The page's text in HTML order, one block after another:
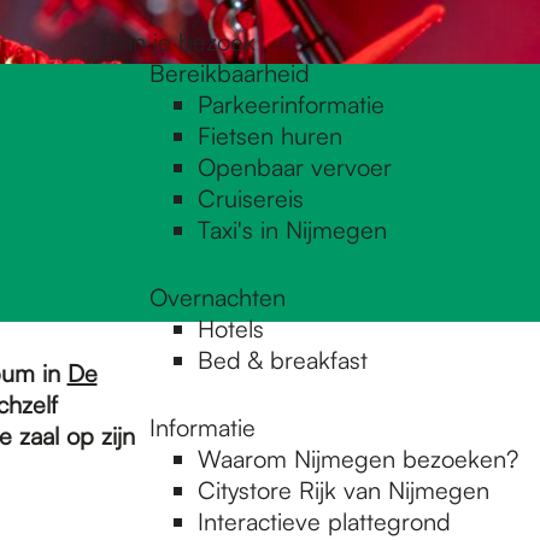
Plan je bezoek
Bereikbaarheid
Parkeerinformatie
Fietsen huren
Openbaar vervoer
Cruisereis
Taxi's in Nijmegen
Overnachten
Hotels
Bed & breakfast
Informatie
Waarom Nijmegen bezoeken?
Citystore Rijk van Nijmegen
Interactieve plattegrond
in De
zaal op zijn